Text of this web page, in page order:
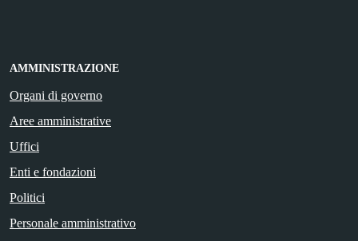
AMMINISTRAZIONE
Organi di governo
Aree amministrative
Uffici
Enti e fondazioni
Politici
Personale amministrativo